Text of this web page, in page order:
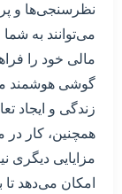
نظرسنجی‌ها و
می‌توانند به
مالی خود را
گوشی هوشمند
زندگی و ایجاد
همچنین، کار در
مزایایی دیگری
امکان می‌دهد تا